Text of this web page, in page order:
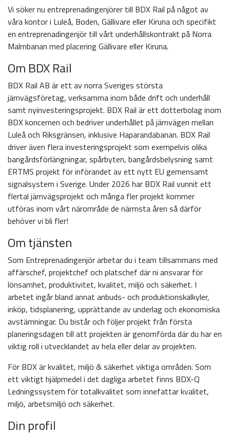
Vi söker nu entreprenadingenjörer till BDX Rail på något av
våra kontor i Luleå, Boden, Gällivare eller Kiruna och specifikt
en entreprenadingenjör till vårt underhållskontrakt på Norra
Malmbanan med placering Gällivare eller Kiruna.
Om BDX Rail
BDX Rail AB är ett av norra Sveriges största
järnvägsföretag, verksamma inom både drift och underhåll
samt nyinvesteringsprojekt. BDX Rail är ett dotterbolag inom
BDX koncernen och bedriver underhållet på järnvägen mellan
Luleå och Riksgränsen, inklusive Haparandabanan. BDX Rail
driver även flera investeringsprojekt som exempelvis olika
bangårdsförlängningar, spårbyten, bangårdsbelysning samt
ERTMS projekt för införandet av ett nytt EU gemensamt
signalsystem i Sverige. Under 2026 har BDX Rail vunnit ett
flertal järnvägsprojekt och många fler projekt kommer
utföras inom vårt närområde de närmsta åren så därför
behöver vi bli fler!
Om tjänsten
Som Entreprenadingenjör arbetar du i team tillsammans med
affärschef, projektchef och platschef där ni ansvarar för
lönsamhet, produktivitet, kvalitet, miljö och säkerhet. I
arbetet ingår bland annat anbuds- och produktionskalkyler,
inköp, tidsplanering, upprättande av underlag och ekonomiska
avstämningar. Du bistår och följer projekt från första
planeringsdagen till att projekten är genomförda där du har en
viktig roll i utvecklandet av hela eller delar av projekten.
För BDX är kvalitet, miljö & säkerhet viktiga områden. Som
ett viktigt hjälpmedel i det dagliga arbetet finns BDX-Q
Ledningssystem för totalkvalitet som innefattar kvalitet,
miljö, arbetsmiljö och säkerhet.
Din profil